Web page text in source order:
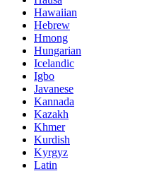
Hawaiian
Hebrew
Hmong
Hungarian
Icelandic
Igbo
Javanese
Kannada
Kazakh
Khmer
Kurdish
Kyrgyz
Latin